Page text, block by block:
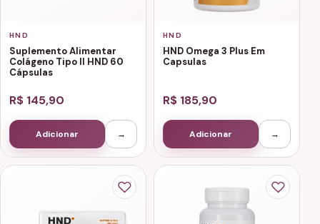
HND
Suplemento Alimentar
Colágeno Tipo II HND 60
Cápsulas
R$ 145,90
Adicionar →
HND
HND Omega 3 Plus Em
Capsulas
R$ 185,90
Adicionar →